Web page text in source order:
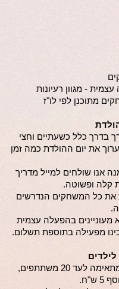
- מגוון רעיונות
מתוכנן לפי לו"ז
בדרך כלל כשעתיים וחצי
את יום ההולדת כמה זמן
אנו שולחים למייל מדריך
קלה ופשוטה.
את כל המשחקים הנדרשים
מעוניינים בהפעלה עצמית
מפעילה בתוספת תשלום.
חבילת מואנה מתאימה לעד 20 משתתפים,